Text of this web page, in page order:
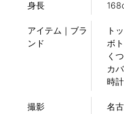
身長
アイテム｜ブラ
ンド
ト
ボ
く
カ
時
撮影 名